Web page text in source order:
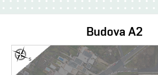
Budova A2